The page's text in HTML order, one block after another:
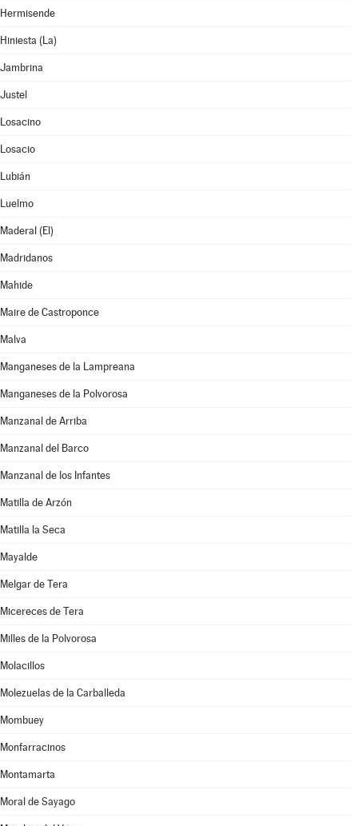
Hermisende
Hiniesta (La)
Jambrina
Justel
Losacino
Losacio
Lubián
Luelmo
Maderal (El)
Madridanos
Mahide
Maire de Castroponce
Malva
Manganeses de la Lampreana
Manganeses de la Polvorosa
Manzanal de Arriba
Manzanal del Barco
Manzanal de los Infantes
Matilla de Arzón
Matilla la Seca
Mayalde
Melgar de Tera
Micereces de Tera
Milles de la Polvorosa
Molacillos
Molezuelas de la Carballeda
Mombuey
Monfarracinos
Montamarta
Moral de Sayago